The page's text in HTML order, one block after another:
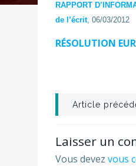
RAPPORT
de l’écrit, 06/03/2012
RÉSOLUTION
Post
Article
Laisser un
Vous devez vous